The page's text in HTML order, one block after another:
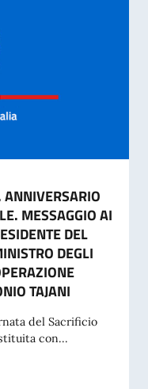
MESSAGGIO AI
DEL
DEGLI
TAJANI
del Sacrificio
con...